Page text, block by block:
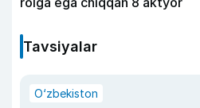
Tavsiyalar
O‘zbekiston